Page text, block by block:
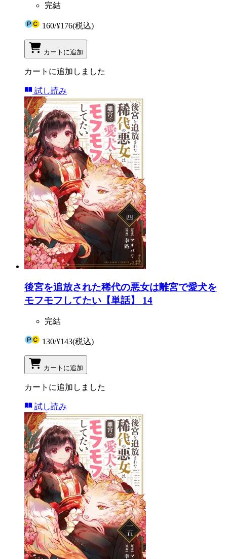
完結
160/¥176(税込)
カートに追加
カートに追加しました
試し読み
後宮を追放された稀代の悪女は離宮で愛犬を
モフモフしてたい【単話】 14
完結
130/¥143(税込)
カートに追加
カートに追加しました
試し読み